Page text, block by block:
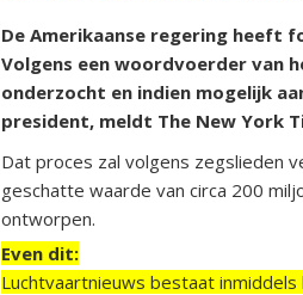
De Amerikaanse regering heeft
Volgens een woordvoerder van
onderzocht en indien mogelijk
president, meldt The New York
Dat proces zal volgens zegslieden
geschatte waarde van circa 200
ontworpen.
Even dit:
Luchtvaartnieuws bestaat